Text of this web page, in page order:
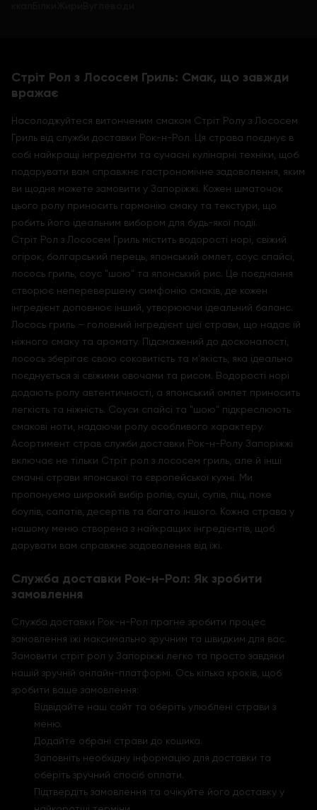
Стріт Рол з Лососем Гриль: Смак, що завжди
вражає
Насолоджуйтеся витонченим смаком Стріт Ролу з Лососем
Гриль від служби доставки Рок-н-Рол. Ця страва поєднує в
собі найкращі інгредієнти та сучасні кулінарні техніки, щоб
подарувати вам справжнє гастрономічне задоволення, яким
ви щодня можете замовити у Запоріжжі. Кожен шматочок
цього ролу приносить гармонію смаку та текстури, що
робить його ідеальним вибором для будь-якої події.
Стріт Рол з Лососем Гриль містить водорості норі, свіжий
огірок, болгарський перець, японський омлет, соус спайсі,
лосось гриль, соус "шою" та японський рис. Це поєднання
створює неперевершену симфонію смаків, де кожен
інгредієнт доповнює інший, утворюючи ідеальний баланс.
Лосось гриль – головний інгредієнт цієї страви, що надає їй
ніжного смаку та аромату. Підсмажений до досконалості,
лосось зберігає свою соковитість та м'якість, яка ідеально
поєднується зі свіжими овочами та рисом. Водорості норі
додають ролу автентичності, а японський омлет приносить
легкість та ніжність. Соуси спайсі та "шою" підкреслюють
смакові ноти, надаючи ролу особливого характеру.
Асортимент страв служби доставки Рок-н-Ролу Запоріжжі
включає не тільки Стріт рол з лососем гриль, але й інші
смачні страви японської та європейської кухні. Ми
пропонуємо широкий вибір ролів, суші, супів, піц, поке
боулів, салатів, десертів та багато іншого. Кожна страва у
нашому меню створена з найкращих інгредієнтів, щоб
дарувати вам справжнє задоволення від їжі.
Служба доставки Рок-н-Рол: Як зробити
замовлення
Служба доставки Рок-н-Рол прагне зробити процес
замовлення їжі максимально зручним та швидким для вас.
Замовити стріт рол у Запоріжжі легко та просто завдяки
нашій зручній онлайн-платформі. Ось кілька кроків, щоб
зробити ваше замовлення:
Відвідайте наш сайт та оберіть улюблені страви з
меню.
Додайте обрані страви до кошика.
Заповніть необхідну інформацію для доставки та
оберіть зручний спосіб оплати.
Підтвердіть замовлення та очікуйте його доставку у